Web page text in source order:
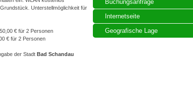
Buchungsanfrage
Internetseite
Geografische Lage
Unterstellmöglichkeit für
€ für 2 Personen
€ für 2 Personen
der Stadt Bad Schandau